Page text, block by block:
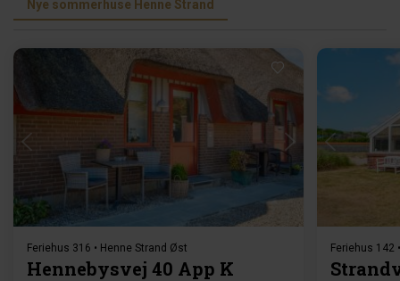
Nye sommerhuse Henne Strand
Indlæser...
Feriehus 316 • Henne Strand Øst
Hennebysvej 40 App K
Feriehus 142